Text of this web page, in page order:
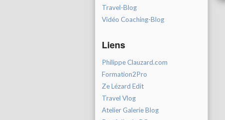
Travel-Blog
Vidéo Coaching-Blog
Liens
Philippe Clauzard.com
Formation2Pro
Ze Lézard Edit
Travel Vlog
Atelier Galerie Blog